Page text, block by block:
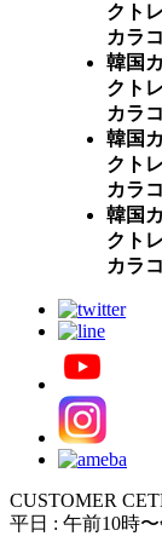
クト
カラ
韓国
クト
カラ
韓国
クト
カラ
韓国
クト
カラ
CUSTOMER
平日 : 午前10時